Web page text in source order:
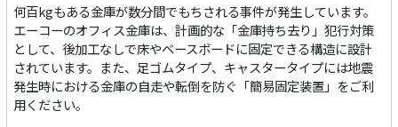
何百kgもある金庫が数分間でもちされる事件が発生しています。
エーコーのオフィス金庫は、計画的な「金庫持ち去り」犯行対策
として、後加工なしで床やベースボードに固定できる構造に設計
されています。また、足ゴムタイプ、キャスタータイプには地震
発生時における金庫の自走や転倒を防ぐ「簡易固定装置」をご利
用ください。